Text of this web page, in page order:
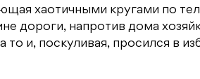
хаотичными кругами по
дороги, напротив дома
и, поскуливая, просился в